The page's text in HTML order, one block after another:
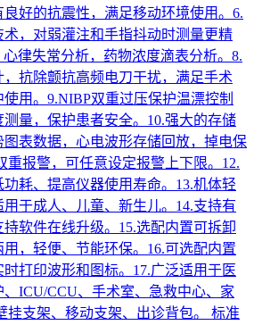
好的抗震性，满足移动环境使用。6.
，对弱灌注和手指抖动时测量更精
律失常分析，药物浓度滴表分析。8.
抗除颤抗高频电刀干扰，满足手术
用。9.NIBP双重过压保护温漂控制
量，保护患者安全。10.强大的存储
表数据，心电波形存储回放，掉电保
重报警，可任意设定报警上下限。12.
耗、提高仪器使用寿命。13.机体轻
于成人、儿童、新生儿。14.支持有
软件在线升级。15.选配内置可拆卸
，轻便、节能环保。16.可选配内置
打印波形和图标。17.广泛适用于医
ICU/CCU、手术室、急救中心、家
挂支架、移动支架、出诊背包。 标准